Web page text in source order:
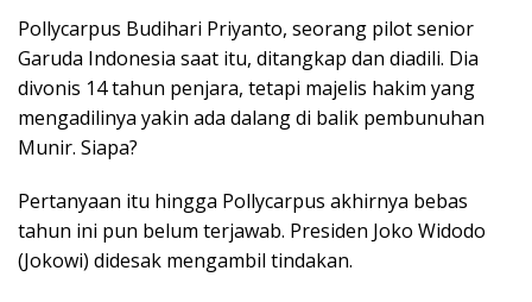
Pollycarpus Budihari Priyanto, seorang pilot senior
Garuda Indonesia saat itu, ditangkap dan diadili. Dia
divonis 14 tahun penjara, tetapi majelis hakim yang
mengadilinya yakin ada dalang di balik pembunuhan
Munir. Siapa?
Pertanyaan itu hingga Pollycarpus akhirnya bebas
tahun ini pun belum terjawab. Presiden Joko Widodo
(Jokowi) didesak mengambil tindakan.